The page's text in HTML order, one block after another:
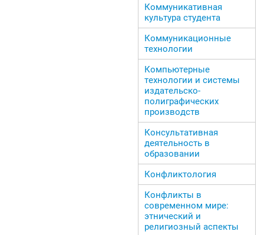
Коммуникативная
культура студента
Коммуникационные
технологии
Компьютерные
технологии и системы
издательско-
полиграфических
производств
Консультативная
деятельность в
образовании
Конфликтология
Конфликты в
современном мире:
этнический и
религиозный аспекты